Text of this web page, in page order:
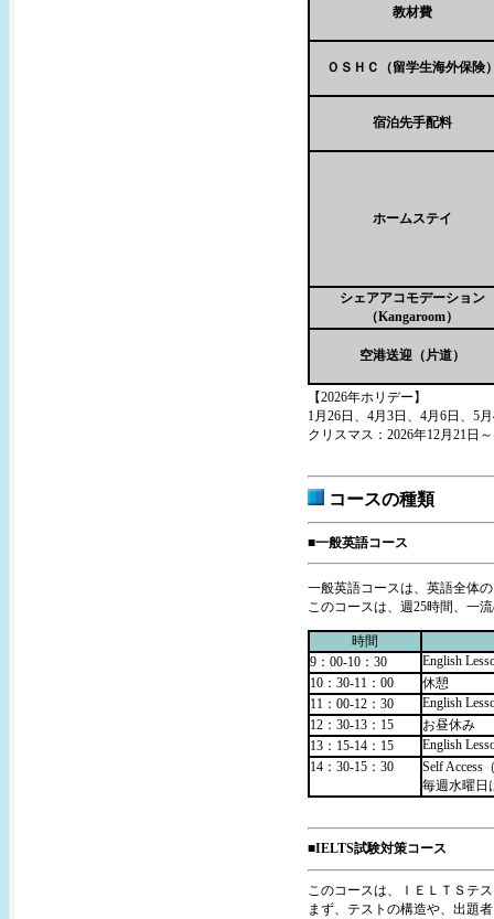
教材費
ＯＳＨＣ（留学生海外保険
宿泊先手配料
ホームステイ
シェアアコモデーション
（Kangaroom）
空港送迎（片道）
【2026年ホリデー】
1月26日、4月3日、4月6日、5
クリスマス：2026年12月21日
コースの種類
■一般英語コース
一般英語コースは、英語全体
このコースは、週25時間、一
時間
9：00-10：30
English
10：30-11：00
休憩
11：00-12：30
English
12：30-13：15
お昼休み
13：15-14：15
English
14：30-15：30
Self Access
毎週水曜日
■IELTS試験対策コース
このコースは、ＩＥＬＴＳテ
まず、テストの構造や、出題